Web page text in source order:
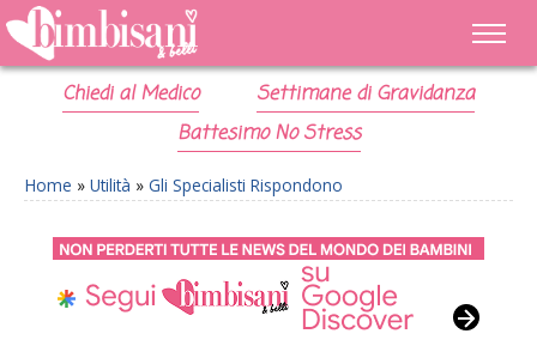
Chiedi al Medico
Settimane di Gravidanza
Battesimo No Stress
Home » Utilità » Gli Specialisti Rispondono